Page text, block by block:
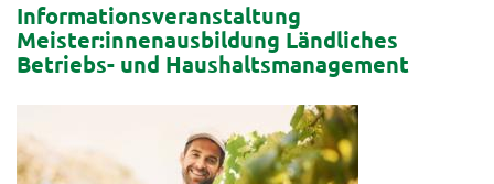
Informationsveranstaltung
Meister:innenausbildung Ländliches
Betriebs- und Haushaltsmanagement